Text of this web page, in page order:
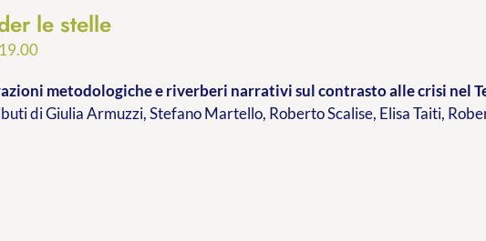
le stelle
19.00Fascia
prezzo:
da
metodologiche e riverberi narrativi sul contrasto alle crisi nel
di Giulia Armuzzi, Stefano Martello, Roberto Scalise, Elisa Taiti,